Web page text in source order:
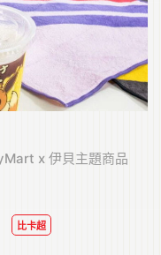
x 伊貝主題商品
比卡超